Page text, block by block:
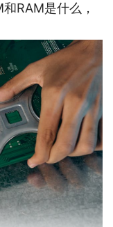
RAM是什么，